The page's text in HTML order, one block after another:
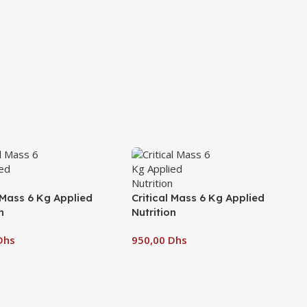
6 Kg Applied
Critical Mass 6 Kg Applied
Nutrition
Dhs